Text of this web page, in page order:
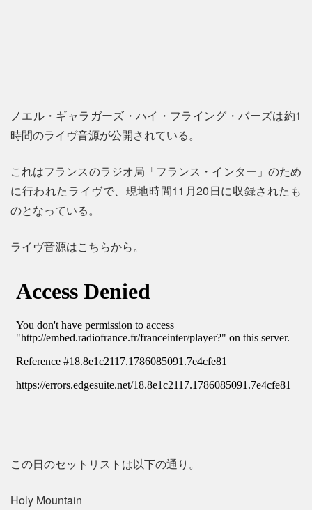
ノエル・ギャラガーズ・ハイ・フライング・バーズは約1
時間のライヴ音源が公開されている。
これはフランスのラジオ局「フランス・インター」のため
に行われたライヴで、現地時間11月20日に収録されたも
のとなっている。
ライヴ音源はこちらから。
この日のセットリストは以下の通り。
Holy Mountain